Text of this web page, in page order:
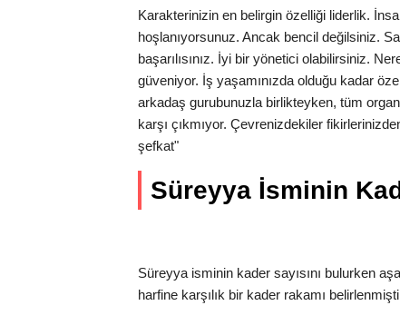
Karakterinizin en belirgin özelliği liderlik.
hoşlanıyorsunuz. Ancak bencil değilsiniz.
başarılısınız. İyi bir yönetici olabilirsiniz.
güveniyor. İş yaşamınızda olduğu kadar
arkadaş gurubunuzla birlikteyken, tüm
karşı çıkmıyor. Çevrenizdekiler
şefkat"
Süreyya İsminin
Süreyya isminin kader sayısını bulurken
harfine karşılık bir kader rakamı